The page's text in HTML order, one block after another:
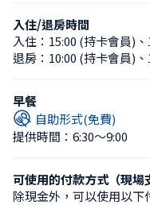
入住/退房時間
入住： 15:00 (持卡會員) 、
退房： 10:00 (持卡會員) 、
早餐
自助形式(免費)
提供時間：6:30〜9:00
可使用的付款方式（現場
除現金外，可以使用以下